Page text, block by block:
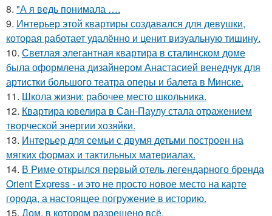
8. "А я ведь понимала ….
9. Интерьер этой квартиры создавался для девушки,
которая работает удалённо и ценит визуальную тишину.
10. Светлая элегантная квартира в сталинском доме
была оформлена дизайнером Анастасией венедчук для
артистки большого театра оперы и балета в Минске.
11. Школа жизни: рабочее место школьника.
12. Квартира ювелира в Сан-Паулу стала отражением
творческой энергии хозяйки.
13. Интерьер для семьи с двумя детьми построен на
мягких формах и тактильных материалах.
14. В Риме открылся первый отель легендарного бренда
Orient Express - и это не просто новое место на карте
города, а настоящее погружение в историю.
15. Дом, в котором разрешено всё.